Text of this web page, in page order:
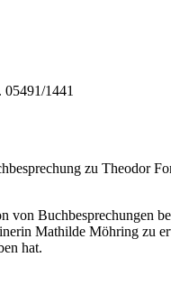
1441
zu Theodor
Buchbesprechungen
Mathilde Möhring
hat.